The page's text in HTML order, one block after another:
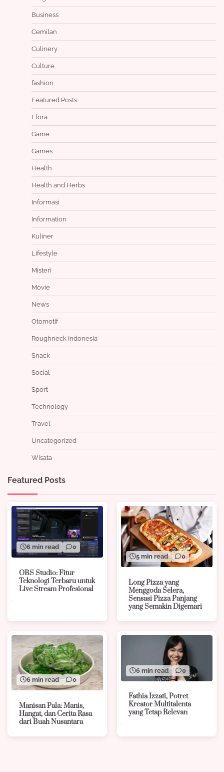
Business
Cemilan
Culinery
Culture
fashion
Featured Posts
Flora
Game
Games
Health
Health and Herbs
Informasi
Information
Kuliner
Lifestyle
Misteri
Movie
News
Otomotif
Roughneck Indonesia
Snack
Social
Sport
Technology
Travel
Uncategorized
Wisata
Featured Posts
6 min read 0
OBS Studio: Fitur
Teknologi Terbaru untuk
Live Stream Profesional
5 min read 0
Long Pizza yang
Menggoda Selera,
Sensasi Pizza Panjang
yang Semakin Digemari
6 min read 0
Manisan Pala: Manis,
Hangat, dan Cerita Rasa
dari Buah Nusantara
6 min read 0
Fathia Izzati, Potret
Kreator Multitalenta
yang Tetap Relevan